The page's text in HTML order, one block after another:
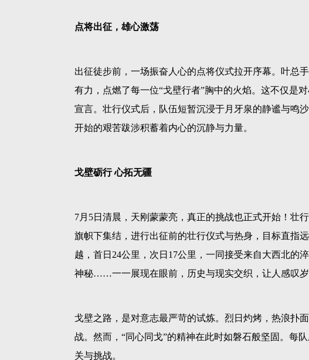
点将出征，雄心激荡
出征徒步前，一场振奋人心的点将仪式拉开序幕。叶总
有力，点燃了每一位“戈壁行者”胸中的火焰。这不仅是
宣言。壮行仪式后，队伍短暂沉浸于月牙泉的静谧与鸣
开始的艰苦跋涉积蓄着内心的沉静与力量。
戈壁砺行 心拓无疆
7月5日清晨，天刚蒙蒙亮，真正的挑战也正式开始！壮
旗帜下集结，进行出征前的壮行仪式与热身，目标直指
越，首日24公里，次日17公里，一同接受来自大西北的
神秘……一一展现在眼前，历史与现实交织，让人感叹岁
戈壁之路，是对意志最严苛的试炼。烈日灼烤，热浪扑
战。然而， “同心同戈”的精神在此时如磐石般坚固。每
关与挑战。